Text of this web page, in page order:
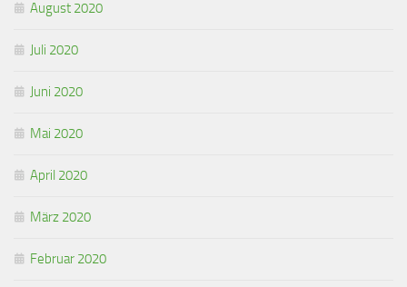
August 2020
Juli 2020
Juni 2020
Mai 2020
April 2020
März 2020
Februar 2020